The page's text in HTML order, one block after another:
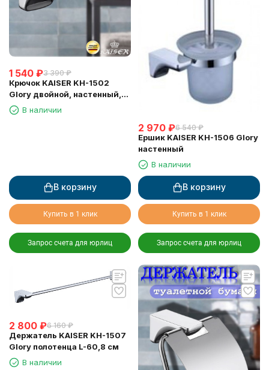
1 540 ₽3 390 ₽
Крючок KAISER KH-1502
Glory двойной, настенный,
хромВ наличии
В корзину
Купить в 1 клик
Запрос счета для юрлиц
2 970 ₽6 540 ₽
Ершик KAISER KH-1506 Glory
настенный
В наличии
В корзину
Купить в 1 клик
Запрос счета для юрлиц
2 800 ₽6 160 ₽
Держатель KAISER KH-1507
Glory полотенца L-60,8 см
В наличии